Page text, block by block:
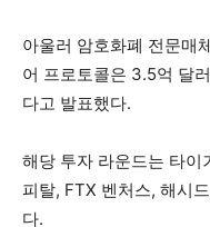
아울러 암호화폐 전문매
어 프로토콜은 3.5억 달
다고 발표했다.
해당 투자 라운드는 타이
피탈, FTX 벤처스, 해시
다.